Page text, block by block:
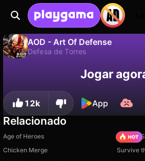
AOD - Art Of Defense
Defesa de Torres
Salve o progresso!
Jogar
12k App
Relacionado
Age of Heroes
Chicken Merge
Survive